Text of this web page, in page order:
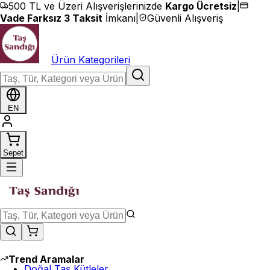
İçeriğe geç
500 TL ve Üzeri Alışverişlerinizde Kargo Ücretsiz
Vade Farksız 3 Taksit İmkanı Güvenli Alışveriş
Ürün Kategorileri
EN
Sepet
Trend Aramalar